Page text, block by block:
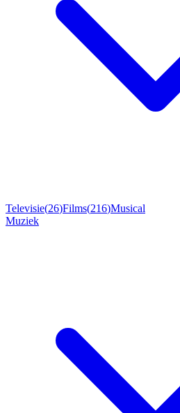
Televisie(26)Films(216)Musical
Muziek